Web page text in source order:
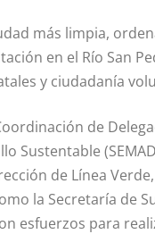
más limpia,
en el Río San
y ciudadanía
de
Sustentable
de Línea
la Secretaría de
esfuerzos para